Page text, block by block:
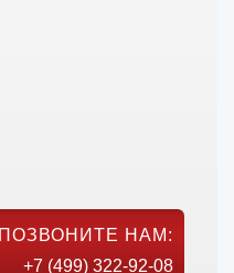
ПОЗВОНИТЕ НАМ:
+7 (499) 322-92-08